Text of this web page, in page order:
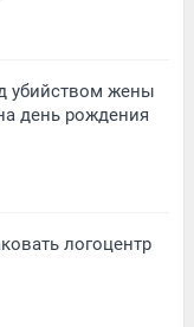
убийством жены
день рождения
логоцентр